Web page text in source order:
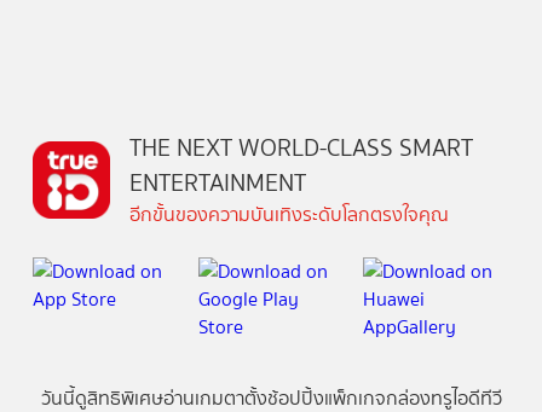
THE NEXT WORLD-CLASS SMART
ENTERTAINMENT
อีกขั้นของความบันเทิงระดับโลกตรงใจคุณ
วันนี้ดูสิทธิพิเศษอ่านเกมตาตั้งช้อปปิ้งแพ็กเกจกล่องทรูไอดีทีวี